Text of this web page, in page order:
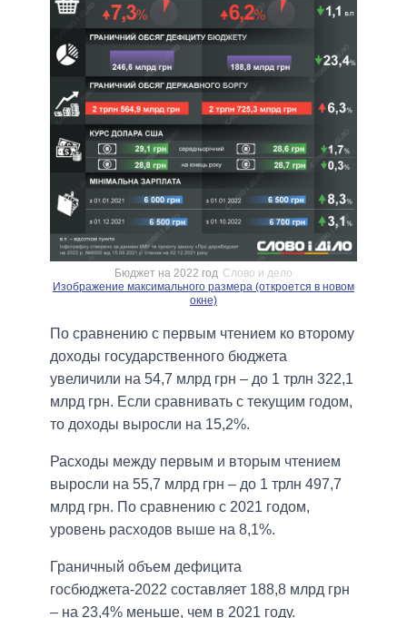
Бюджет на 2022 год Слово и дело
Изображение максимального размера (откроется в новом
окне)
По сравнению с первым чтением ко второму
доходы государственного бюджета
увеличили на 54,7 млрд грн – до 1 трлн 322,1
млрд грн. Если сравнивать с текущим годом,
то доходы выросли на 15,2%.
Расходы между первым и вторым чтением
выросли на 55,7 млрд грн – до 1 трлн 497,7
млрд грн. По сравнению с 2021 годом,
уровень расходов выше на 8,1%.
Граничный объем дефицита
госбюджета-2022 составляет 188,8 млрд грн
– на 23,4% меньше, чем в 2021 году.